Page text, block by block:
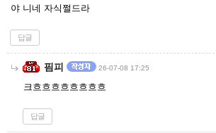
야 니네 자식쩔드라
답글
핌피 26-07-08 17:25
크흐흐흐흐흐흐흐흐
답글